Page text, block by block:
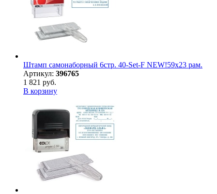
Штамп самонаборный 6стр. 40-Set-F NEW!59х23 рам.
Артикул: 396765
1 821 руб.
В корзину